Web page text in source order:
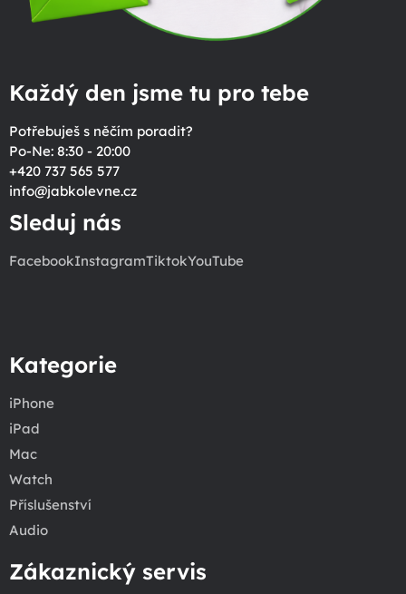
Každý den jsme tu pro tebe
Potřebuješ s něčím poradit?
Po-Ne: 8:30 - 20:00
+420 737 565 577
info@jabkolevne.cz
Sleduj nás
FacebookInstagramTiktokYouTube
Kategorie
iPhone
iPad
Mac
Watch
Příslušenství
Audio
Zákaznický servis